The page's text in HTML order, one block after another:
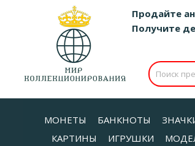
Продайте
Получите
МОНЕТЫ БАНКНОТЫ
КАРТИНЫ
ИГРУШКИ